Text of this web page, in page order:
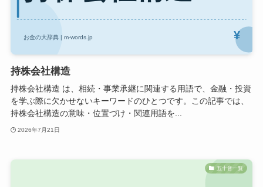
持株会社構造
持株会社構造 は、相続・事業承継に関連する用語で、金融・投資
を学ぶ際に欠かせないキーワードのひとつです。この記事では、
持株会社構造の意味・位置づけ・関連用語を...
2026年7月21日
五十音一覧